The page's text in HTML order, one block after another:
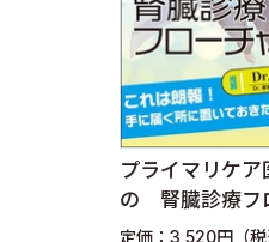
腎と小胞体ストレス-
アクアポリ
腎臓における新しいタイ
プライマリケア
の 腎臓診療フ
ート
定価：3,520円（税